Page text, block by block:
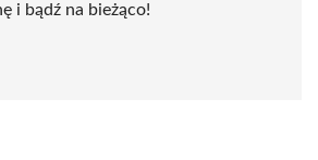
i bądź na bieżąco!